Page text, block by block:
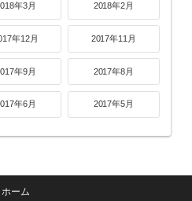
年3月 2018年2月
年12月 2017年11月
年9月 2017年8月
年6月 2017年5月
ホーム